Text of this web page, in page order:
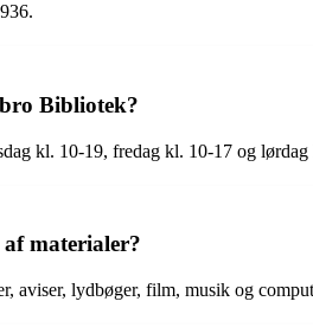
Bibliotek?
kl. 10-19, fredag kl. 10-17 og
materialer?
aviser, lydbøger, film, musik og